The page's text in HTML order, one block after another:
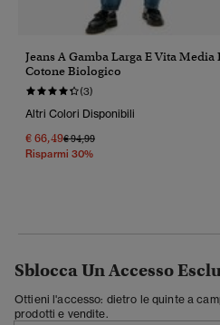
Jeans A Gamba Larga E Vita Media
Cotone Biologico
(3)
Altri Colori Disponibili
€ 66,49Prezzo Ridotto Da
€ 94,99A
Risparmi 30%
Sblocca Un Accesso
Ottieni l'accesso: dietro le quinte a
prodotti e vendite.